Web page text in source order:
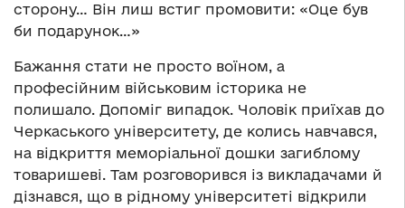
сторону… Він лиш встиг промовити: «Оце був
би подарунок…»
Бажання стати не просто воїном, а
професійним військовим історика не
полишало. Допоміг випадок. Чоловік приїхав до
Черкаського університету, де колись навчався,
на відкриття меморіальної дошки загиблому
товаришеві. Там розговорився із викладачами й
дізнався, що в рідному університеті відкрили